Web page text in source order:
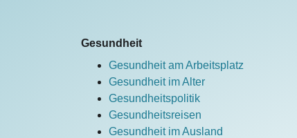
Gesundheit
Gesundheit am Arbeitsplatz
Gesundheit im Alter
Gesundheitspolitik
Gesundheitsreisen
Gesundheit im Ausland